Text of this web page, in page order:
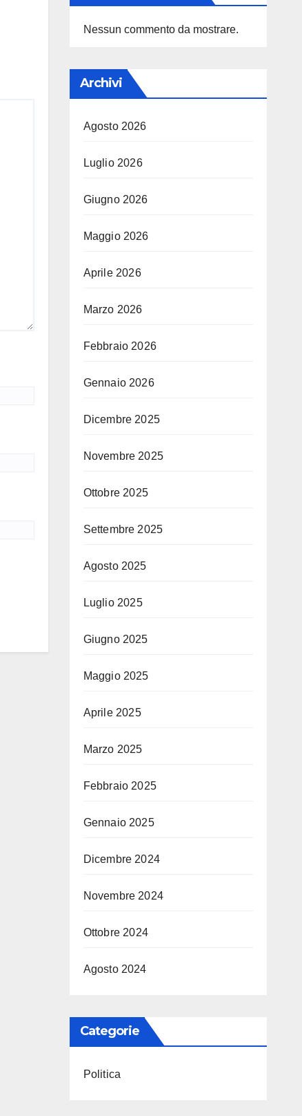
Nessun commento da mostrare.
Archivi
Agosto 2026
Luglio 2026
Giugno 2026
Maggio 2026
Aprile 2026
Marzo 2026
Febbraio 2026
Gennaio 2026
Dicembre 2025
Novembre 2025
Ottobre 2025
Settembre 2025
Agosto 2025
Luglio 2025
Giugno 2025
Maggio 2025
Aprile 2025
Marzo 2025
Febbraio 2025
Gennaio 2025
Dicembre 2024
Novembre 2024
Ottobre 2024
Agosto 2024
Categorie
Politica